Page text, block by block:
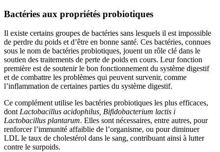
Bactéries aux propriétés probiotiques
Il existe certains groupes de bactéries sans lesquels il est impossible
de perdre du poids et d’être en bonne santé. Ces bactéries, connues
sous le nom de bactéries probiotiques, jouent un rôle clé dans le
soutien des traitements de perte de poids en cours. Leur fonction
première est de soutenir le bon fonctionnement du système digestif
et de combattre les problèmes qui peuvent survenir, comme
l’inflammation de certaines parties du système digestif.
Ce complément utilise les bactéries probiotiques les plus efficaces,
dont Lactobacillus acidophilus, Bifidobacterium lactis i
Lactobacillus plantarum. Elles sont nécessaires, entre autres, pour
renforcer l’immunité affaiblie de l’organisme, ou pour diminuer
LDL le taux de cholestérol dans le sang, contribuant ainsi à lutter
contre le surpoids.